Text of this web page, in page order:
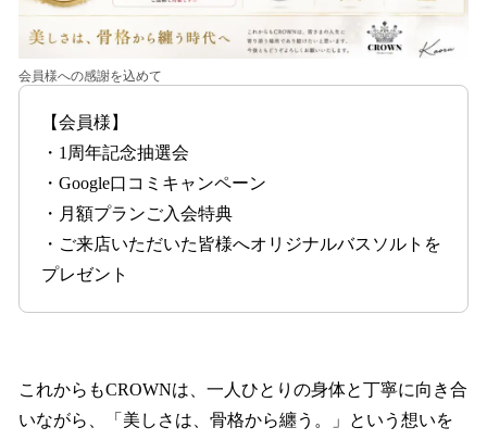
会員様への感謝を込めて
【会員様】
・1周年記念抽選会
・Google口コミキャンペーン
・月額プランご入会特典
・ご来店いただいた皆様へオリジナルバスソルトを
プレゼント
これからもCROWNは、一人ひとりの身体と丁寧に向き合
いながら、「美しさは、骨格から纏う。」という想いを